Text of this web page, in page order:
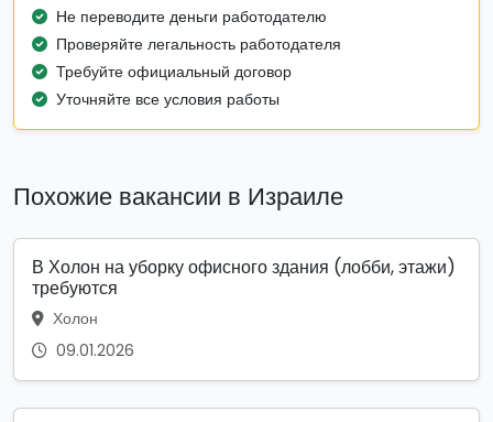
Не переводите деньги работодателю
Проверяйте легальность работодателя
Требуйте официальный договор
Уточняйте все условия работы
Похожие вакансии в Израиле
В Холон на уборку офисного здания (лобби, этажи)
требуются
Холон
09.01.2026